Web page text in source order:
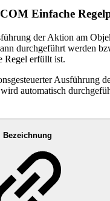
Einfache
der Aktion am
durchgeführt werden
Regel erfüllt ist.
Ausführung
automatisch
Bezeichnung